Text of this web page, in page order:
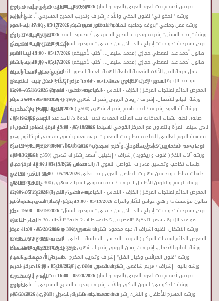
»
16:00بيت العود العربى ببيت الهراوى
»
تدريس أقسام بيت العود العربي (العود والساز)05/17/2026 - 16:00
بيت العود العربى ببيت
الهراوى
»
«
ورشة "الحكواتي" لفنون الحكي والأداء إشراف وتدريب المخرج المسرحي أ. علي أبوزيد
05/17/2026 - 16:00
مركز الإبداع الفنى ببيت السحيمى
»
«
ورشة عمل جماعي "بروفة جماعية للطلاب" للدكتور نصير شمة05/17/2026 - 17:00
بيت العود
العربى ببيت الهراوى
»
«
ورشة "إعداد الممثل" إشراف وتدريب المخرج المسرحي أ/ محمود السيد05/17/2026 - 17:00
مركز
الإبداع الفنى ببيت السحيمى
»
«
عرض مسرحية "حواديت" إخراج خالد جلال من خريجي "ستوديو الممثل"05/17/2026 - 19:00
مركز
ابداع القاهرة
»
«
صالون أحمد عبد المعطي حجازي (محمد سليمان.. أكتب لأحييكم)05/17/2026 - 19:00
بيت الشعر
العربي بمنزل الست وسيلة
»
«
صالون أحمد عبد المعطي حجازي (محمد سليمان.. أكتب لأحييكم)05/17/2026 - 19:00
بيت الشعر
العربي بمنزل الست وسيلة
»
«
حفل فرقة النيل للآلات الشعبية التابعة للهيئة العامة لقصور الثقافة مؤسس الفرقة الفنان
القدير / زكريا الحجاوي05/17/2026 - 19:30
مركز الإبداع الفنى ببيت السحيمى
»
«
مواعيد الزيارة - سعر التذكرة "المصريين 5 جنيه– طالب 2 جنيه" "الأجانب 20 جنيه – طالب 10
جنيه"05/18/2026 - 09:00
متحف نجيب محفوظ
»
«
المعرض الدائم لمنتجات المركـز ( الخزف - النحاس - الخيامية - الحلى - النجارة)05/18/2026 - 12:00
مركز الحرف التقليدية بالفسطاط
»
«
ورشة البيانو للأطفال، إشراف / إيمان الروبى إشتراك شهري (350 ج)
05/18/2026 - 14:00
مركز
الحرية للإبداع بالإسكندرية
»
«
ورشة آلة العود إشراف / ليديا باسم إشتراك شهري (500ج )
05/18/2026 - 16:00
مركز الحرية
للإبداع بالإسكندرية
»
«
صالون لجنه الشباب المركزية بيت العائلة المصرية تدير الندوة د/ ناهد عبد الحميد
05/18/2026 -
19:00مركز الإبداع الفنى بقصر الأمير طاز
»
«
نادى سينما المرأة بالتعاون مع المركز القومي للسينما05/18/2026 - 19:00
مركز الهناجر للفنون
»
«
بمناسبة اليوم العالمي للمتاحف ينظم بيت المعمار " قراءة معمارية في متحفيي أم كلثوم وعبد
الوهاب مع المعماريين حمدي سطوحي وأكرم المجدوب"05/18/2026 - 19:00
مركز ابداع القاهرة
»
«
عرض مسرحية "حواديت" إخراج خالد جلال من خريجي "ستوديو الممثل"05/18/2026 - 19:00
مركز
ابداع القاهرة
»
«
ورشة آلات النفخ ( فلوت و ريكورد ) إشراف / إيفيلين أسعد إشتراك شهري (350ج )
05/19/2026 -
05:30مركز الحرية للإبداع بالإسكندرية
»
«
جلسات تخاطب وتحسين مهارات التواصل اللغوي ا/ راندا عدلى05/19/2026 - 10:00
مركز جمال
عبد الناصر الثقافي
»
«
جلسات تخاطب وتحسين مهارات التواصل اللغوي راندا عدلى05/19/2026 - 10:00
مركز جمال عبد
الناصر الثقافي
»
«
ورشة الرسم والتلوين للأطفال اشراف ا/ غادة بسيوني اشتراك شهري (300 ج )
05/19/2026 -
11:00مركز الحرية للإبداع بالإسكندرية
»
«
المعرض الدائم لمنتجات المركـز ( الخزف - النحاس - الخيامية - الحلى - النجارة)05/19/2026 - 12:00
مركز الحرف التقليدية بالفسطاط
»
«
صالون مؤسسة د/ زاهي حواس للآثار والتراث05/19/2026 - 19:00
مركز الإبداع الفنى بقصر الأمير
طاز
»
«
عرض مسرحية "حواديت" إخراج خالد جلال من خريجي "ستوديو الممثل"05/19/2026 - 19:00
مركز
ابداع القاهرة
»
«
مواعيد الزيارة - سعر التذكرة "المصريين 5 جنيه– طالب 2 جنيه" "الأجانب 20 جنيه – طالب 10
جنيه"05/20/2026 - 09:00
متحف نجيب محفوظ
»
«
ورشة الاشغال الفنية اشراف ا/ هبة محمود اشتراك شهري (300 ج)
05/20/2026 - 11:00
مركز
الحرية للإبداع بالإسكندرية
»
«
المعرض الدائم لمنتجات المركـز ( الخزف - النحاس - الخيامية - الحلى - النجارة)05/20/2026 - 12:00
مركز الحرف التقليدية بالفسطاط
»
«
ورشة البيانو للأطفال، إشراف / إيمان الروبى إشتراك شهري (350 ج)
05/20/2026 - 14:00
مركز
الحرية للإبداع بالإسكندرية
»
«
ورشة "فنون العرائس وخيال الظل" إشراف وتدريب المخرج المسرحي أ/ مصطفى الصباغ
05/20/2026 - 15:00
مركز الإبداع الفنى ببيت السحيمى
»
«
ورشة باليه ، إشراف / مريم شافعى إشتراك شهري ) 300 ج (
05/20/2026 - 16:00
مركز الحرية
للإبداع بالإسكندرية
»
«
تدريس أقسام بيت العود العربي (العود والساز)05/20/2026 - 16:00
بيت العود العربى ببيت
الهراوى
»
«
ورشة "الحكواتي" لفنون الحكي والأداء إشراف وتدريب المخرج المسرحي أ. علي أبوزيد
05/20/2026 - 16:00
مركز الإبداع الفنى ببيت السحيمى
«
ورشة المسرح للأطفال و النشء إشراف / محمد نجله اشتراك شهري ) 300 ج (
05/20/2026 -
«